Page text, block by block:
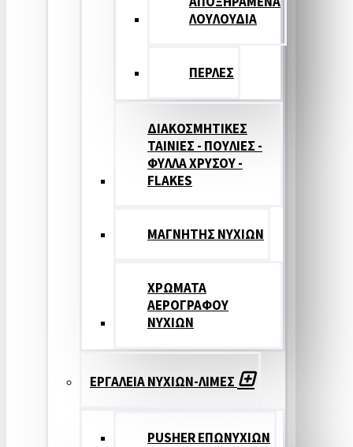
ΛΟΥΛΟΥΔΙΑ
ΠΕΡΛΕΣ
ΔΙΑΚΟΣΜΗΤΙΚΕΣ
ΤΑΙΝΙΕΣ - ΠΟΥΛΙΕΣ -
ΦΥΛΛΑ ΧΡΥΣΟΥ -
FLAKES
ΜΑΓΝΗΤΗΣ ΝΥΧΙΩΝ
ΧΡΩΜΑΤΑ
ΑΕΡΟΓΡΑΦΟΥ
ΝΥΧΙΩΝ
ΕΡΓΑΛΕΙΑ ΝΥΧΙΩΝ-ΛΙΜΕΣ
PUSHER ΕΠΩΝΥΧΙΩΝ